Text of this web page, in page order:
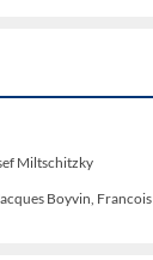
Miltschitzky
Boyvin, Francois